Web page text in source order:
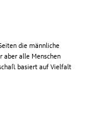
die männliche
aber alle Menschen
basiert auf Vielfalt